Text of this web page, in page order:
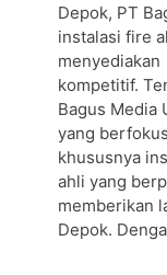
Depok, PT
instalasi fire
kompetitif.
Bagus Media
yang
khususnya
ahli yang
memberikan
Depok.